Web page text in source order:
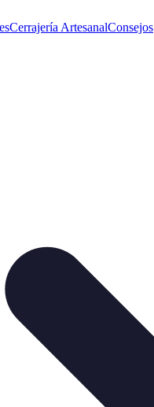
Cerrajería ArtesanalConsejos